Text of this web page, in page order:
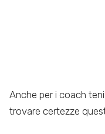
Anche per i coach
trovare certezze